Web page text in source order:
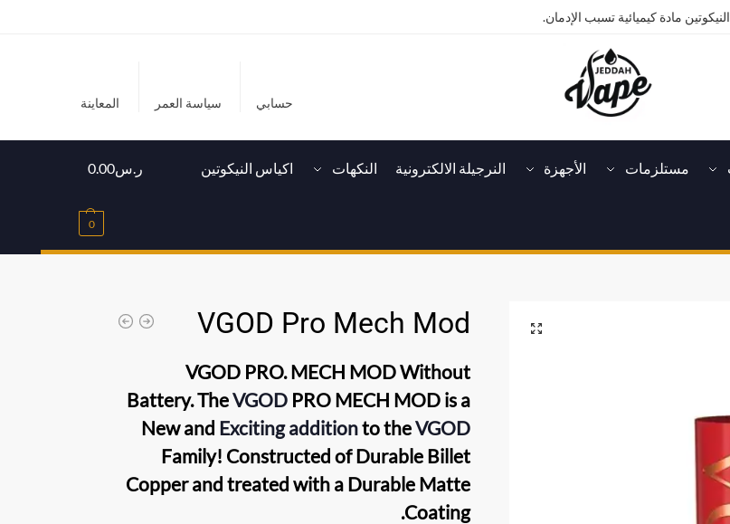
مادة كيميائية تسبب الإدمان.
حسابي سياسة العمر المعاينة
مستلزمات الأجهزة النرجيلة الالكترونية النكهات اكياس النيكوتين ر.س0.00
0
VGOD Pro Mech Mod
VGOD PRO. MECH MODWithout
Battery. TheVGODPRO MECH MODis a
New and Exciting additionto theVGOD
Family! Constructed of Durable Billet
Copper and treated with a Durable Matte
Coating.